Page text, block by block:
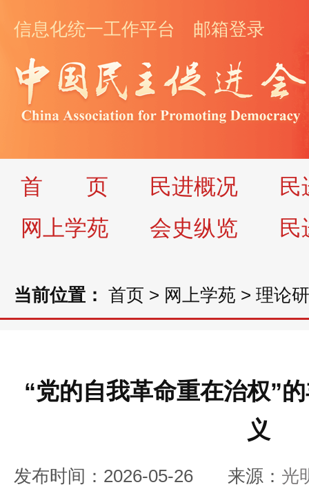
信息化统一工作平台 邮箱登录
首 页 民进概况
民
网上学苑
会史纵览 民
当前位置： 首页 > 网上学苑 > 理论
“党的自我革命重在治权”
义
发布时间：2026-05-26 来源： 光